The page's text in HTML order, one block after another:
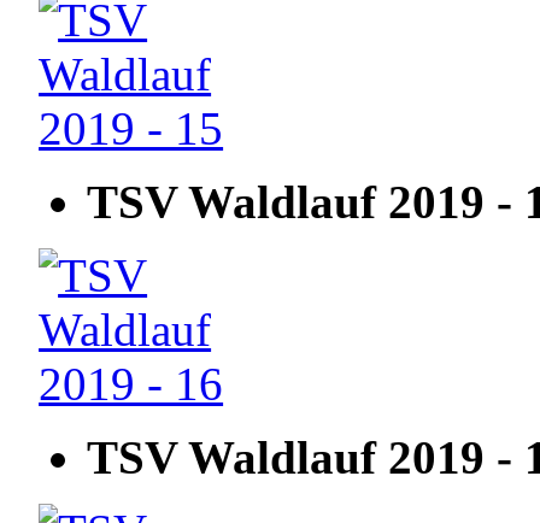
TSV Waldlauf 2019 -
TSV Waldlauf 2019 -